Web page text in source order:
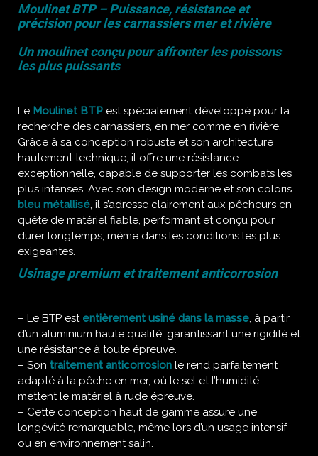
Moulinet BTP – Puissance, résistance et
précision pour les carnassiers mer et rivière
Un moulinet conçu pour affronter les poissons
les plus puissants
Le Moulinet BTP est spécialement développé pour la
recherche des carnassiers, en mer comme en rivière.
Grâce à sa conception robuste et son architecture
hautement technique, il offre une résistance
exceptionnelle, capable de supporter les combats les
plus intenses. Avec son design moderne et son coloris
bleu métallisé, il s’adresse clairement aux pêcheurs en
quête de matériel fiable, performant et conçu pour
durer longtemps, même dans les conditions les plus
exigeantes.
Usinage premium et traitement anticorrosion
– Le BTP est entièrement usiné dans la masse, à partir
d’un aluminium haute qualité, garantissant une rigidité et
une résistance à toute épreuve.
– Son traitement anticorrosion le rend parfaitement
adapté à la pêche en mer, où le sel et l’humidité
mettent le matériel à rude épreuve.
– Cette conception haut de gamme assure une
longévité remarquable, même lors d’un usage intensif
ou en environnement salin.